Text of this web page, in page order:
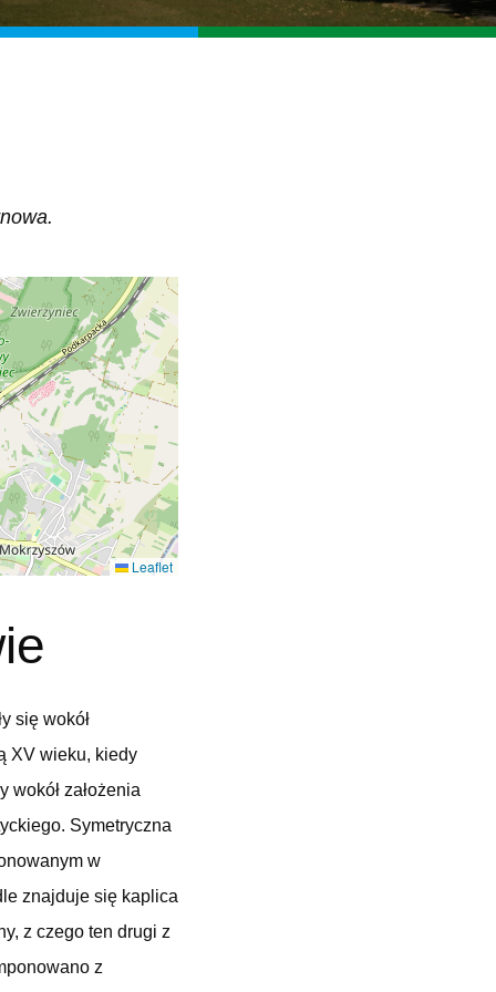
Leaflet
się wokół
XV wieku, kiedy
założenia
Symetryczna
w
znajduje się kaplica
z czego ten drugi z
z